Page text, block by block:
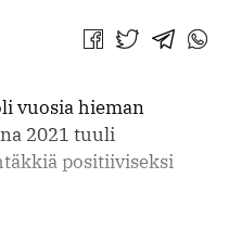
Jaa Jaa Jaa Jaa
vuosia hieman
2021 tuuli
positiiviseksi